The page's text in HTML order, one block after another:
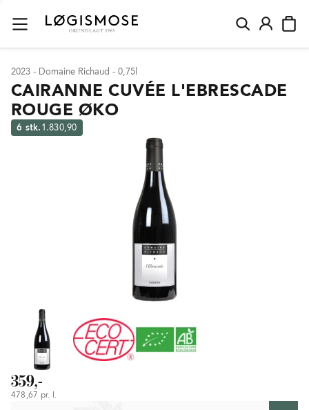
2023 - Domaine Richaud - 0,75l
CAIRANNE CUVÉE L'EBRESCADE
ROUGE ØKO
6 stk. 1.830,90
359,-
478,67 pr. l.